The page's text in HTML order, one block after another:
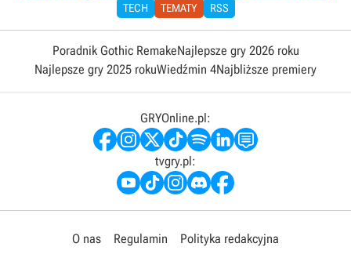
TECH
TEMATY RSS
Poradnik Gothic RemakeNajlepsze gry 2026 roku
Najlepsze gry 2025 rokuWiedźmin 4Najbliższe premiery
GRYOnline.pl:
tvgry.pl:
O nas Regulamin Polityka redakcyjna